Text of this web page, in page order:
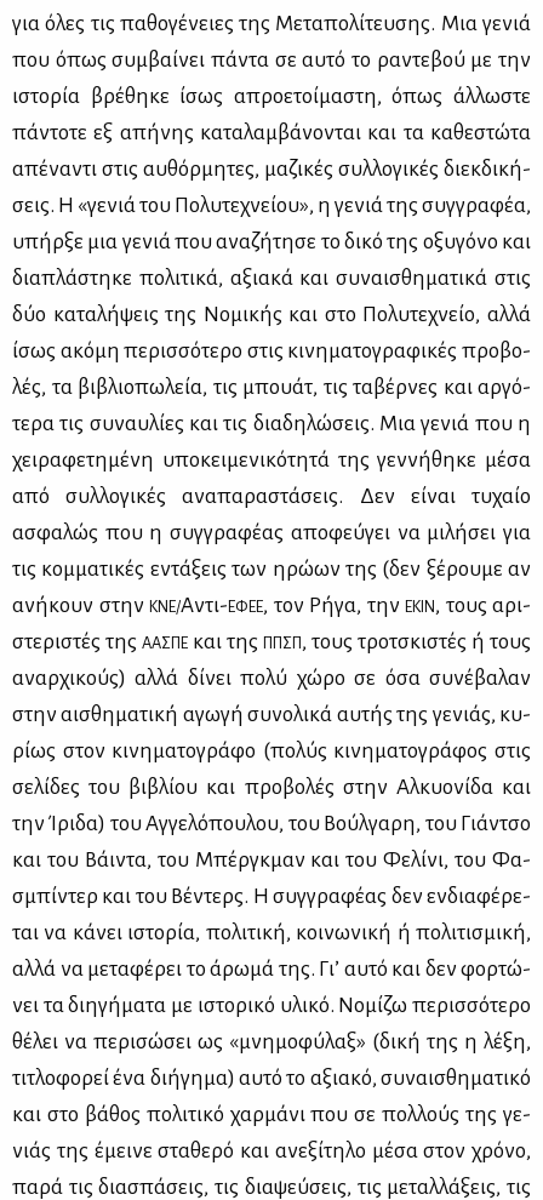
για όλες τις πα­θο­γέ­νειες της Με­τα­πο­λί­τευ­σης. Μια γε­νιά
που όπως συμ­βαί­νει πά­ντα σε αυ­τό το ρα­ντε­βού με την
ιστο­ρία βρέ­θη­κε ίσως απρο­ε­τοί­μα­στη, όπως άλ­λω­στε
πά­ντο­τε εξ απή­νης κα­τα­λαμ­βά­νο­νται και τα κα­θε­στώ­τα
απέ­να­ντι στις αυ­θόρ­μη­τες, μα­ζι­κές συλ­λο­γι­κές διεκ­δι­κή­
σεις. Η «γε­νιά του Πο­λυ­τε­χνεί­ου», η γε­νιά της συγ­γρα­φέα,
υπήρ­ξε μια γε­νιά που ανα­ζή­τη­σε το δι­κό της οξυ­γό­νο και
δια­πλά­στη­κε πο­λι­τι­κά, αξια­κά και συ­ναι­σθη­μα­τι­κά στις
δύο κα­τα­λή­ψεις της Νο­μι­κής και στο Πο­λυ­τε­χνείο, αλ­λά
ίσως ακό­μη πε­ρισ­σό­τε­ρο στις κι­νη­μα­το­γρα­φι­κές προ­βο­
λές, τα βι­βλιο­πω­λεία, τις μπουάτ, τις τα­βέρ­νες και αρ­γό­
τε­ρα τις συ­ναυ­λί­ες και τις δια­δη­λώ­σεις. Μια γε­νιά που η
χει­ρα­φε­τη­μέ­νη υπο­κει­με­νι­κό­τη­τά της γεν­νή­θη­κε μέ­σα
από συλ­λο­γι­κές ανα­πα­ρα­στά­σεις. Δεν εί­ναι τυ­χαίο
ασφα­λώς που η συγ­γρα­φέ­ας απο­φεύ­γει να μι­λή­σει για
τις κομ­μα­τι­κές εντά­ξεις των ηρώ­ων της (δεν ξέ­ρου­με αν
ανή­κουν στην ΚΝΕ/Αντι-ΕΦΕΕ, τον Ρή­γα, την ΕΚΙΝ, τους αρι­
στε­ρι­στές της ΑΑ­ΣΠΕ και της ΠΠ­ΣΠ, τους τρο­τσκι­στές ή τους
αναρ­χι­κούς) αλ­λά δί­νει πο­λύ χώ­ρο σε όσα συ­νέ­βα­λαν
στην αι­σθη­μα­τι­κή αγω­γή συ­νο­λι­κά αυ­τής της γε­νιάς, κυ­
ρί­ως στον κι­νη­μα­το­γρά­φο (πο­λύς κι­νη­μα­το­γρά­φος στις
σε­λί­δες του βι­βλί­ου και προ­βο­λές στην Αλ­κυο­νί­δα και
την Ίρι­δα) του Αγ­γε­λό­που­λου, του Βούλ­γα­ρη, του Γιάν­τσο
και του Βάι­ντα, του Μπέρ­γκ­μαν και του Φε­λί­νι, του Φα­
σμπί­ντερ και του Βέ­ντερς. Η συγ­γρα­φέ­ας δεν εν­δια­φέ­ρε­
ται να κά­νει ιστο­ρία, πο­λι­τι­κή, κοι­νω­νι­κή ή πο­λι­τι­σμι­κή,
αλ­λά να με­τα­φέ­ρει το άρω­μά της. Γι’ αυ­τό και δεν φορ­τώ­
νει τα δι­η­γή­μα­τα με ιστο­ρι­κό υλι­κό. Νο­μί­ζω πε­ρισ­σό­τε­ρο
θέ­λει να πε­ρι­σώ­σει ως «μνη­μο­φύ­λαξ» (δι­κή της η λέ­ξη,
τι­τλο­φο­ρεί ένα δι­ή­γη­μα) αυ­τό το αξια­κό, συ­ναι­σθη­μα­τι­κό
και στο βά­θος πο­λι­τι­κό χαρ­μά­νι που σε πολ­λούς της γε­
νιάς της έμει­νε στα­θε­ρό και ανε­ξί­τη­λο μέ­σα στον χρό­νο,
πα­ρά τις δια­σπά­σεις, τις δια­ψεύ­σεις, τις με­ταλ­λά­ξεις, τις